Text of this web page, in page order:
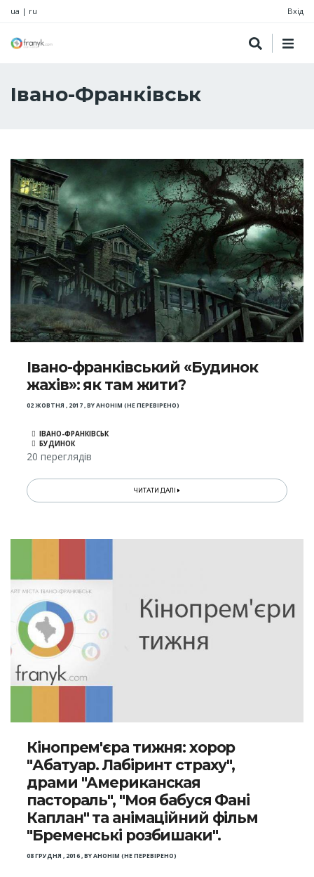
ua | ru Вхід
Івано-Франківськ
Івано-франківський «Будинок
жахів»: як там жити?
02 ЖОВТНЯ , 2017,BYАНОНІМ (НЕ ПЕРЕВІРЕНО)
ІВАНО-ФРАНКІВСЬК
БУДИНОК
20 переглядів
ЧИТАТИ ДАЛІ
Кінопрем'єра тижня: хорор
"Абатуар. Лабіринт страху",
драми "Американская
пастораль", "Моя бабуся Фані
Каплан" та анімаційний фільм
"Бременські розбишаки".
08 ГРУДНЯ , 2016,BYАНОНІМ (НЕ ПЕРЕВІРЕНО)